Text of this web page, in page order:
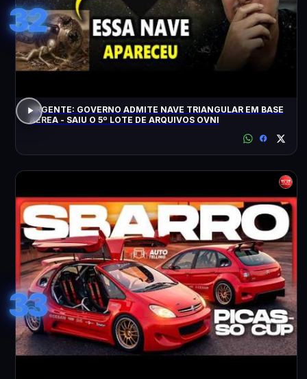
32
URGENTE: GOVERNO ADMITE NAVE TRIANGULAR EM BASE
AÉREA - SAIU O 5º LOTE DE ARQUIVOS OVNI
33